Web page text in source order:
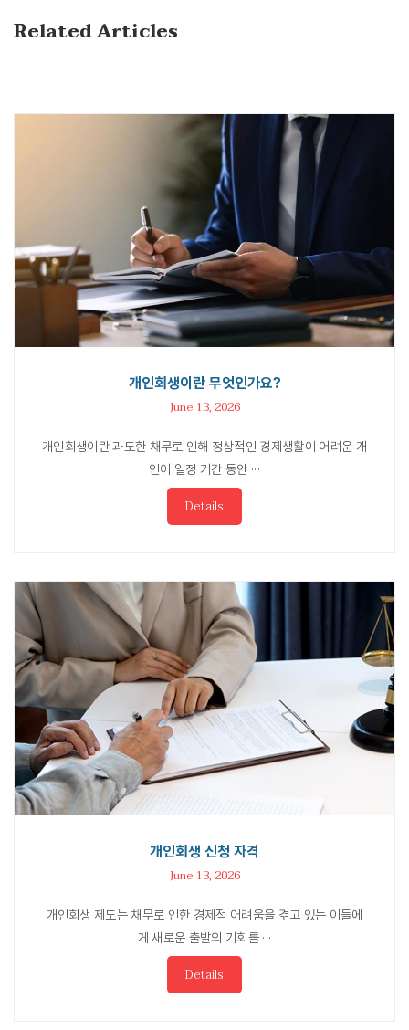
Related Articles
개인회생이란 무엇인가요?
June 13, 2026
개인회생이란 과도한 채무로 인해 정상적인 경제생활이 어려운 개
인이 일정 기간 동안 ···
Details
개인회생 신청 자격
June 13, 2026
개인회생 제도는 채무로 인한 경제적 어려움을 겪고 있는 이들에
게 새로운 출발의 기회를 ···
Details